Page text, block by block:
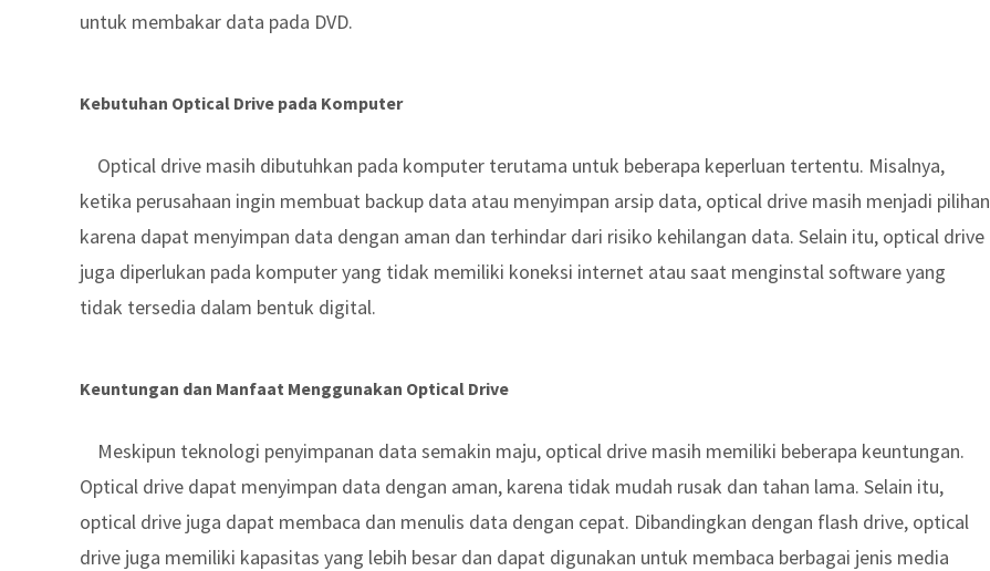
untuk membakar data pada DVD.
Kebutuhan Optical Drive pada Komputer
Optical drive masih dibutuhkan pada komputer terutama untuk beberapa keperluan tertentu. Misalnya,
ketika perusahaan ingin membuat backup data atau menyimpan arsip data, optical drive masih menjadi pilihan
karena dapat menyimpan data dengan aman dan terhindar dari risiko kehilangan data. Selain itu, optical drive
juga diperlukan pada komputer yang tidak memiliki koneksi internet atau saat menginstal software yang
tidak tersedia dalam bentuk digital.
Keuntungan dan Manfaat Menggunakan Optical Drive
Meskipun teknologi penyimpanan data semakin maju, optical drive masih memiliki beberapa keuntungan.
Optical drive dapat menyimpan data dengan aman, karena tidak mudah rusak dan tahan lama. Selain itu,
optical drive juga dapat membaca dan menulis data dengan cepat. Dibandingkan dengan flash drive, optical
drive juga memiliki kapasitas yang lebih besar dan dapat digunakan untuk membaca berbagai jenis media